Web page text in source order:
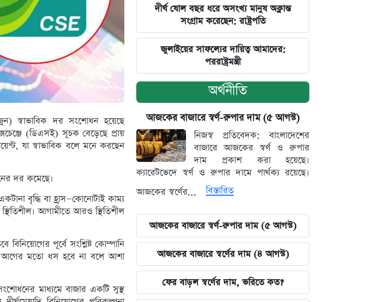
স্বাভাবিক দর সংশোধন হয়েছে
(ডিএসই) সূচক বেড়েছে প্রায়
যা স্বাভাবিক বলে মনে করছেন
দর কমেছে।
বৃদ্ধি বা হ্রাস—কোনোটাই কাম্য
আগামীতে আরও স্থিতিশীল
পূর্বে সংশ্লিষ্ট কোম্পানি
আগের মতো ধস হবে না বলে আশা
মাধ্যমে বাজার একটি সুস্থ
দীর্ঘ ষোল বছর ধরে অসংখ্য মানুষ অক্লান্ত
সংগ্রাম করেছেন: রাষ্ট্রপতি
জুলাইয়ের সাফল্যের দায়িত্ব আমাদের:
পররাষ্ট্রমন্ত্রী
অর্থনীতি
আজকের বাজারে স্বর্ণ-রুপার দাম (৫ আগস্ট)
নিজস্ব প্রতিবেদক: বাংলাদেশের
বাজারে আজকের স্বর্ণ ও রুপার
দাম প্রকাশ করা হয়েছে।
ক্যারেটভেদে স্বর্ণ ও রুপার দামে পার্থক্য রয়েছে।
আজকের স্বর্ণের...
বিস্তারিত
আজকের বাজারে স্বর্ণ-রুপার দাম (৫ আগস্ট)
আজকের বাজারে স্বর্ণের দাম (৪ আগস্ট)
ফের বাড়ল স্বর্ণের দাম, ভরিতে কত?